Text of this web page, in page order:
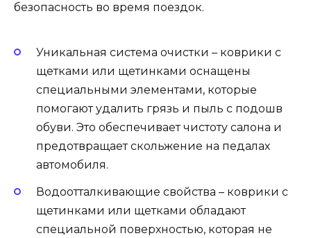
безопасность во время поездок.
Уникальная система очистки – коврики с
щетками или щетинками оснащены
специальными элементами, которые
помогают удалить грязь и пыль с подошв
обуви. Это обеспечивает чистоту салона и
предотвращает скольжение на педалах
автомобиля.
Водоотталкивающие свойства – коврики с
щетинками или щетками обладают
специальной поверхностью, которая не